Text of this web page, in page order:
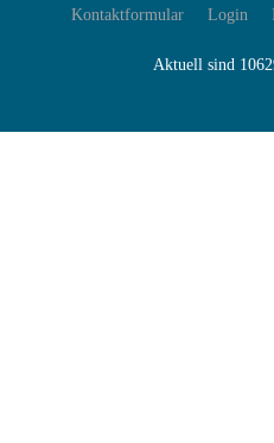
Kontaktformular
Login
Aktuell sind